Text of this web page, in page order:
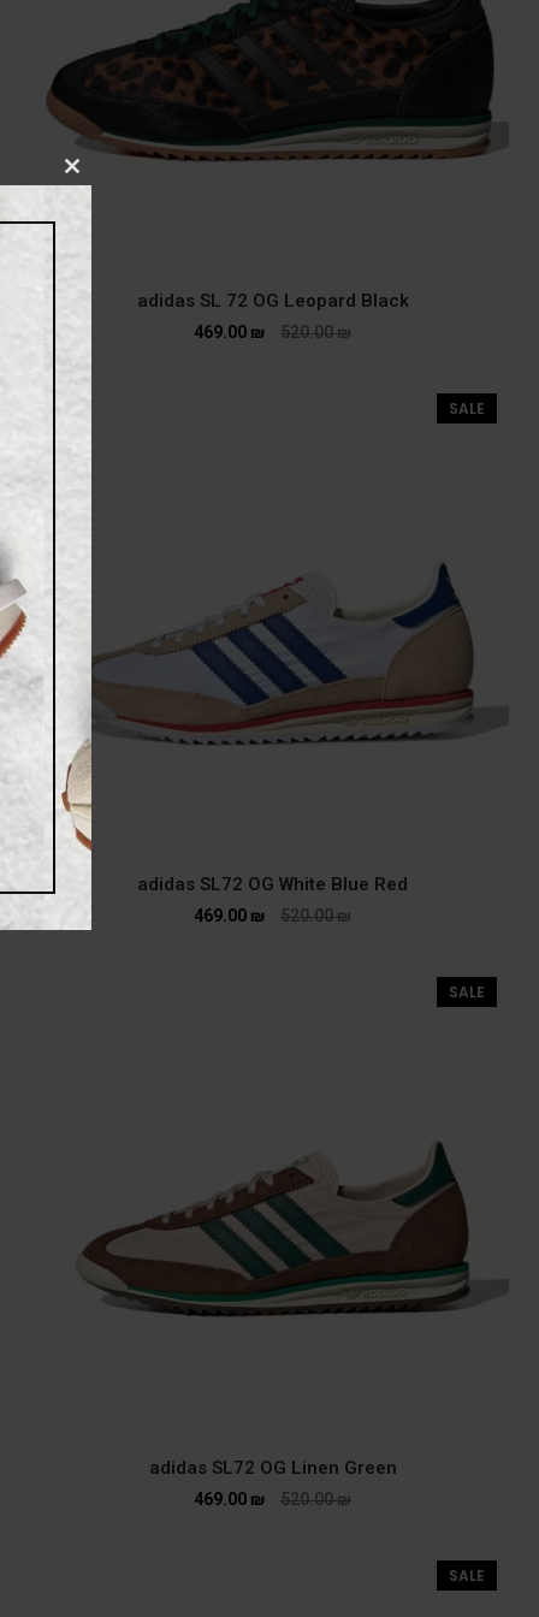
adidas SL 72 OG Leopard Black
520.00₪
469.00 ₪
SALE
adidas SL72 OG White Blue Red
520.00₪
469.00 ₪
SALE
adidas SL72 OG Linen Green
520.00₪
469.00 ₪
SALE
CLOSE
MODULE